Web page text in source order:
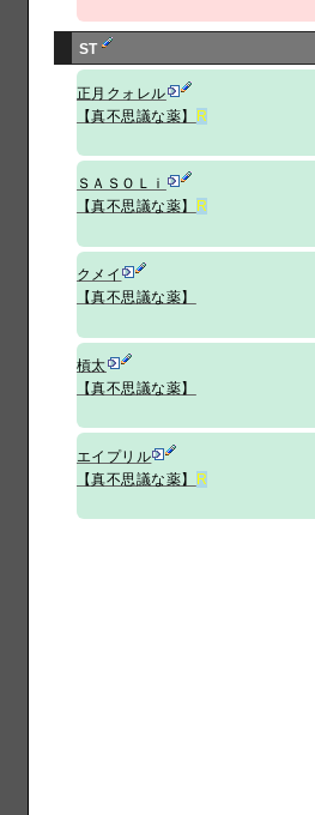
ST
正月クォレル
【真不思議な薬】 R
ＳＡＳＯＬｉ
【真不思議な薬】
R
クメイ
【真不思議な薬】
槓太
【真不思議な薬】
エイプリル
【真不思議な薬】 R